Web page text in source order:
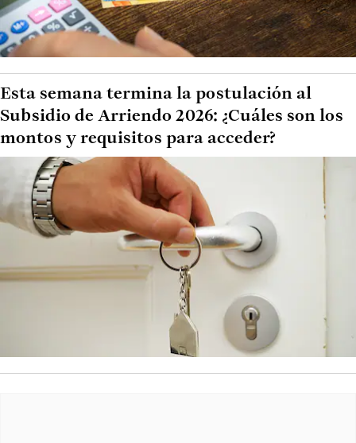
Esta semana termina la postulación al
Subsidio de Arriendo 2026: ¿Cuáles son los
montos y requisitos para acceder?